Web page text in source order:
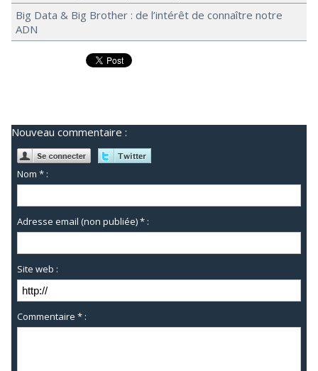
Big Data & Big Brother : de l’intérêt de connaître notre
ADN
Nouveau commentaire :
Nom * :
Adresse email (non publiée) * :
Site web :
Commentaire * :